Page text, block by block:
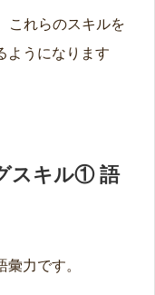
これらのスキルを
ようになります
スキル① 語
力です。